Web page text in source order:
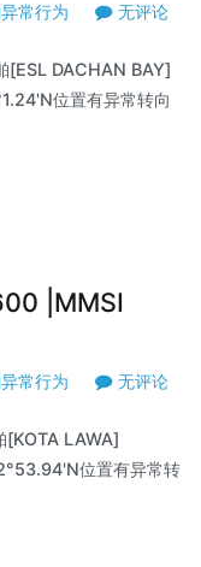
常行为 无评论
DACHAN BAY]
位置有异常转向
|MMSI
常行为 无评论
LAWA]
位置有异常转